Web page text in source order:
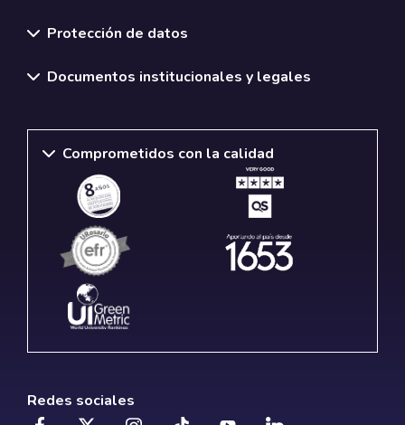
Protección de datos
Documentos institucionales y legales
Comprometidos con la calidad
Redes sociales